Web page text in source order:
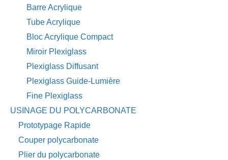
Barre Acrylique
Tube Acrylique
Bloc Acrylique Compact
Miroir Plexiglass
Plexiglass Diffusant
Plexiglass Guide-Lumière
Fine Plexiglass
USINAGE DU POLYCARBONATE
Prototypage Rapide
Couper polycarbonate
Plier du polycarbonate